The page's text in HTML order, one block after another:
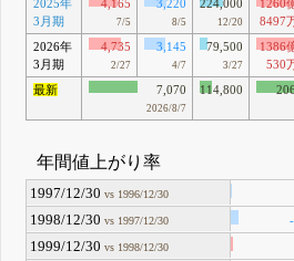
2025年
3月期
4,165
7/5
3,220
8/5
224,000
12/20
1260
8497
2026年
3月期
4,735
2/27
3,145
4/7
79,500
3/27
1386
530
最新 7,070
2026/8/7
114,800
年間値上がり率
1997/12/30 vs 1996/12/30
1998/12/30 vs 1997/12/30
1999/12/30 vs 1998/12/30